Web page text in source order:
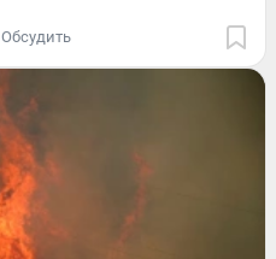
Обсудить